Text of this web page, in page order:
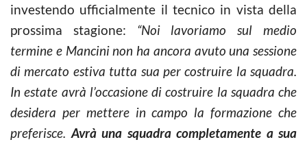
investendo ufficialmente il tecnico in vista della
prossima stagione: “Noi lavoriamo sul medio
termine e Mancini non ha ancora avuto una sessione
di mercato estiva tutta sua per costruire la squadra.
In estate avrà l’occasione di costruire la squadra che
desidera per mettere in campo la formazione che
preferisce. Avrà una squadra completamente a sua